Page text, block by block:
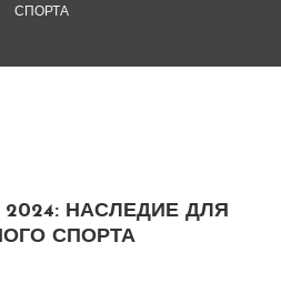
СПОРТА
2024: НАСЛЕДИЕ ДЛЯ
СПОРТА